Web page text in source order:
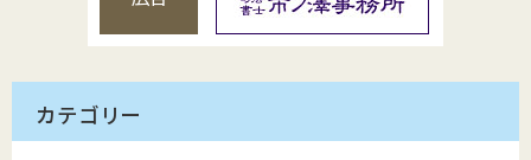
カテゴリー